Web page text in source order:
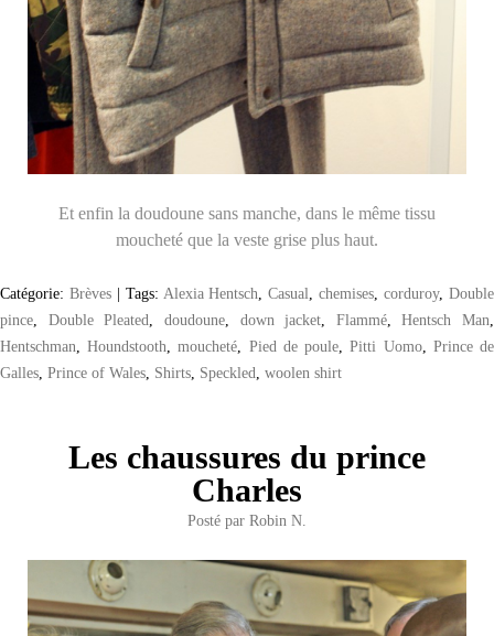
Et enfin la doudoune sans manche, dans le même tissu
moucheté que la veste grise plus haut.
Catégorie: Brèves | Tags: Alexia Hentsch,Casual,chemises,corduroy,Double
pince, Double Pleated, doudoune, down jacket, Flammé,Hentsch Man,
Hentschman,Houndstooth,moucheté, Pied de poule,Pitti Uomo, Prince de
Galles, Prince of Wales, Shirts, Speckled, woolen shirt
Les chaussures du prince
Charles
Posté par Robin N.